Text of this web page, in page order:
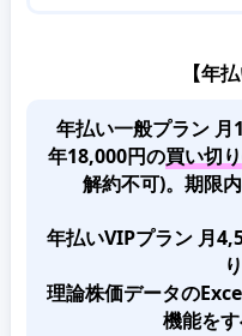
【年
年払い一般プラン 月
年18,000円の買い切り
解約不可)。期限
年払いVIPプラン 月
理論株価データの
機能をす